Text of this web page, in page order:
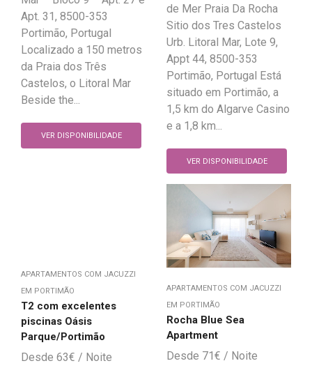
Apt. 31, 8500-353
Portimão, Portugal
Localizado a 150 metros
da Praia dos Três
Castelos, o Litoral Mar
Beside the...
VER DISPONIBILIDADE
de Mer Praia Da Rocha
Sitio dos Tres Castelos
Urb. Litoral Mar, Lote 9,
Appt 44, 8500-353
Portimão, Portugal Está
situado em Portimão, a
1,5 km do Algarve Casino
e a 1,8 km...
VER DISPONIBILIDADE
APARTAMENTOS COM JACUZZI
EM PORTIMÃO
T2 com excelentes
piscinas Oásis
Parque/Portimão
63€
APARTAMENTOS COM JACUZZI
EM PORTIMÃO
Rocha Blue Sea
Apartment
71€